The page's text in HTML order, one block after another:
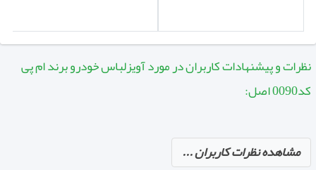
نظرات و پیشنهادات کاربران در مورد آویزلباس خودرو برند ام پی
کد0090 اصل:
مشاهده نظرات کاربران ...